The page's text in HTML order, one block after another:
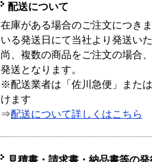
配送について
在庫がある場合のご注文につき
いる発送日にて当社より発送い
尚、複数の商品をご注文の場合
発送となります。
※配送業者は「佐川急便」また
けます
⇒配送について詳しくはこちら